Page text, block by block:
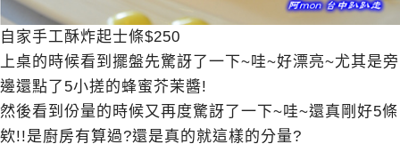
自家手工酥炸起士條$250
上桌的時候看到擺盤先驚訝了一下~哇~好漂亮~尤其是旁
邊還點了5小搓的蜂蜜芥茉醬!
然後看到份量的時候又再度驚訝了一下~哇~還真剛好5條
欸!!是廚房有算過?還是真的就這樣的分量?